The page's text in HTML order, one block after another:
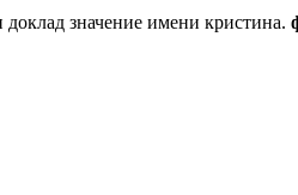
значение имени кристина.